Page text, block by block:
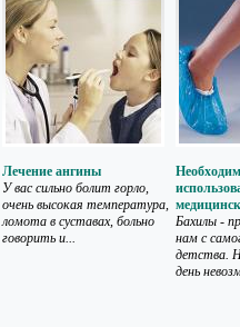
Лечение ангины
У вас сильно болит горло,
очень высокая температура,
ломота в суставах, больно
говорить и...
Бахилы -
нам с
детства.
день